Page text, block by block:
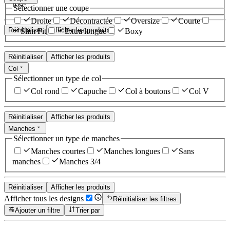
rose
Réinitialiser Afficher les produits
Sélectionner une coupe
Droite
Décontractée Oversize
Courte
Slim Fit
Extra longue Boxy
Réinitialiser
Afficher les produits
Col
Sélectionner un type de col
Col rond
Capuche Col à boutons Col V
Réinitialiser
Afficher les produits
Manches
Sélectionner un type de manches
Manches courtes
Manches longues
Sans
manches
Manches 3/4
Réinitialiser Afficher les produits
Afficher tous les designs
Réinitialiser les filtres
Ajouter un filtre
Trier par